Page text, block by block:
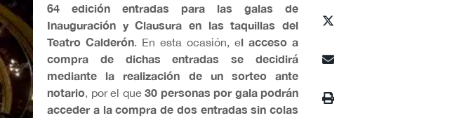
64 edición entradas para las galas de
Inauguración y Clausura en las taquillas del
Teatro Calderón . En esta ocasión, el acceso a
compra de dichas entradas se decidirá
mediante la realización de un sorteo ante
notario , por el que30 personas por gala podrán
acceder a la compra de dos entradas sin colas